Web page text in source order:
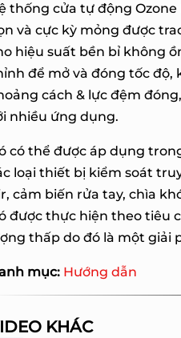
thống cửa tự động
và cực kỳ mỏng được
hiệu suất bền bỉ không
để mở và đóng tốc độ,
cách & lực đệm
nhiều ứng dụng.
có thể được áp dụng
loại thiết bị kiểm soát
cảm biến rửa tay, chìa
được thực hiện theo tiêu
thấp do đó là một giải
mục: Hướng dẫn
KHÁC